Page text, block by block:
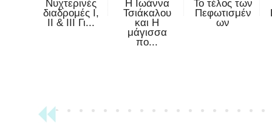
Νυχτερινές
διαδρομές Ι,
ΙΙ & ΙΙΙ Γι...
Η Ιωάννα
Τσιάκαλου
και Η
μάγισσα
πο...
Το τέλος των
Πεφωτισμέν
ων